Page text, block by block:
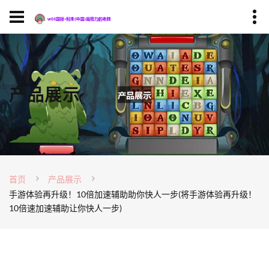
产品展示
首页
产品展示
手游体验再升级！10倍加速辅助助你快人一步(将手游体验再升级！
10倍速加速辅助让你快人一步)